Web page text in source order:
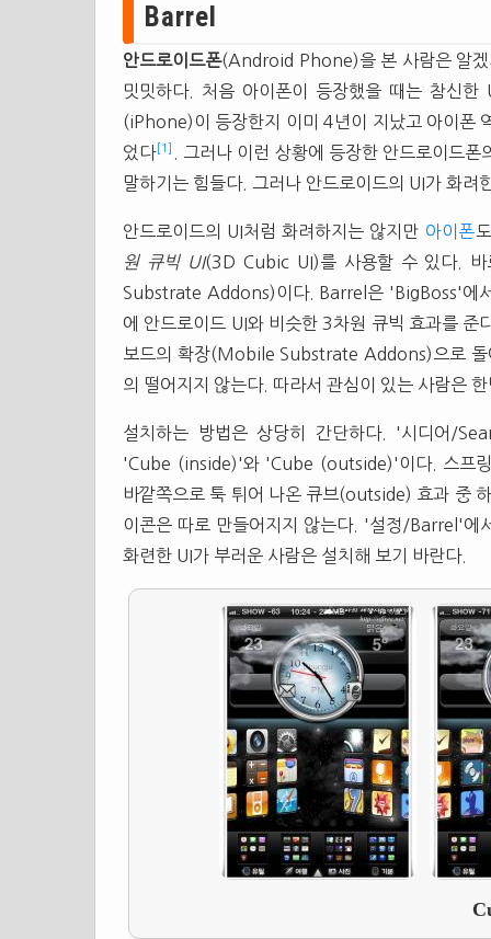
Barrel
안드로이드폰(Android Phone)을 본 사람은 알겠
밋밋하다. 처음 아이폰이 등장했을 때는 참신
(iPhone)이 등장한지 이미 4년이 지났고 아이폰
었다 [1]
. 그러나 이런 상황에 등장한 안드로이드
말하기는 힘들다. 그러나 안드로이드의 UI가 화려
안드로이드의 UI처럼 화려하지는 않지만 아이폰
원 큐빅 UI(3D Cubic UI)를 사용할 수 있다.
Substrate Addons)이다. Barrel은 'BigBoss'에
에 안드로이드 UI와 비슷한 3차원 큐빅 효과를 준
보드의 확장(Mobile Substrate Addons)으로 돌
의 떨어지지 않는다. 따라서 관심이 있는 사람은
설치하는 방법은 상당히 간단하다. '시디어/
'Cube (inside)'와 'Cube (outside)'이다. 스프링
바깥쪽으로 툭 튀어 나온 큐브(outside) 효과 중
이콘은 따로 만들어지지 않는다. '설정/Barrel'에
화련한 UI가 부러운 사람은 설치해 보기 바란다.